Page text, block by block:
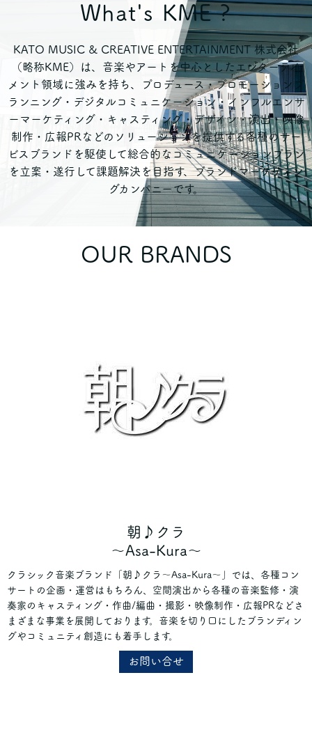
What's KME ?
KATO MUSIC & CREATIVE ENTERTAINMENT 株式会社
（略称KME）は、音楽やアートを中心としたエンターテイ
メント領域に強みを持ち、プロデュース・プロモーションプ
ランニング・デジタルコミュニケーション・インフルエンサ
ーマーケティング・キャスティング・デザイン・演出・映像
制作・広報PRなどのソリューションを提供する各種のサー
ビスブランドを駆使して総合的なコミュニケーションプラン
を立案・遂行して課題解決を目指す、ブランドマーケティン
グカンパニーです。
OUR BRANDS
朝♪クラ
～Asa-Kura～
クラシック音楽ブランド「朝♪クラ～Asa-Kura～」では、各種コン
サートの企画・運営はもちろん、空間演出から各種の音楽監修・演
奏家のキャスティング・作曲/編曲・撮影・映像制作・広報PRなどさ
まざまな事業を展開しております。音楽を切り口にしたブランディン
グやコミュニティ創造にも着手します。
お問い合せ